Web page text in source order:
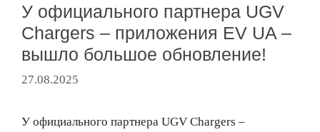
У официального партнера UGV
Chargers – приложения EV UA –
вышло большое обновление!
27.08.2025
У официального партнера UGV Chargers –